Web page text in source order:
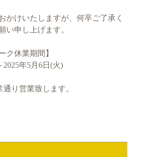
かけいたしますが、何卒ご了承く
い申し上げます。
ク休業期間】
2025年5月6日(火)
り営業致します。